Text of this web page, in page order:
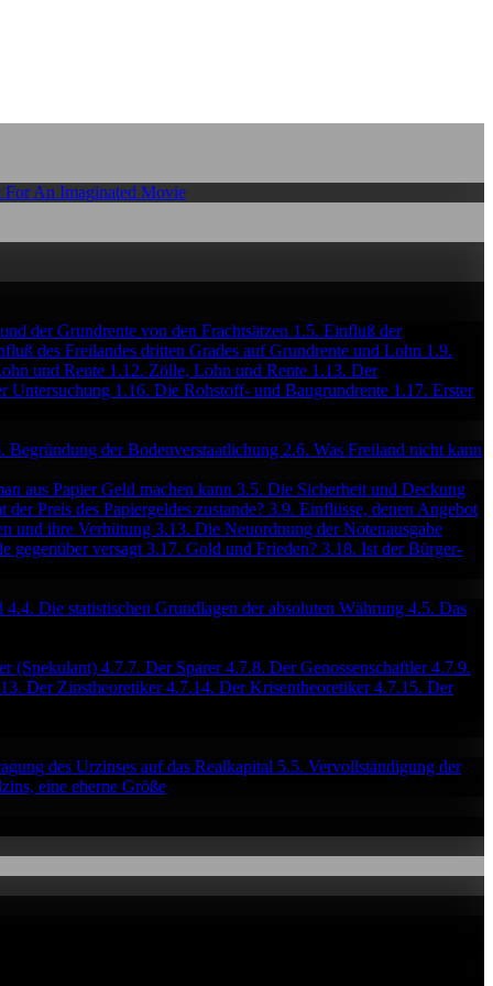
For An Imaginated Movie
der Grundrente von den Frachtsätzen 1.5. Einfluß der
des Freilandes dritten Grades auf Grundrente und Lohn 1.9.
und Rente 1.12. Zölle, Lohn und Rente 1.13. Der
Untersuchung 1.16. Die Rohstoff- und Baugrundrente 1.17. Erster
Begründung der Bodenverstaatlichung 2.6. Was Freiland nicht kann
aus Papier Geld machen kann 3.5. Die Sicherheit und Deckung
der Preis des Papiergeldes zustande? 3.9. Einflüsse, denen Angebot
und ihre Verhütung 3.13. Die Neuordnung der Notenausgabe
gegenüber versagt 3.17. Gold und Frieden? 3.18. Ist der Bürger-
4.4. Die statistischen Grundlagen der absoluten Währung 4.5. Das
(Spekulant) 4.7.7. Der Sparer4.7.8. Der Genossenschaftler4.7.9.
Der Zinstheoretiker4.7.14. Der Krisentheoretiker4.7.15. Der
des Urzinses auf das Realkapital 5.5. Vervollständigung der
eine eherne Größe